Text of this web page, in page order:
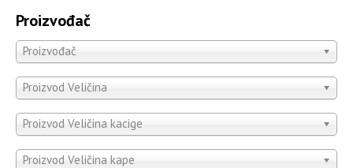
Proizvođač
Proizvođač
Proizvod Veličina
Proizvod Veličina kacige
Proizvod Veličina kape